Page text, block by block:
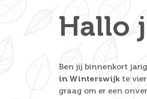
Hallo
Ben jij binnenkort
in Winterswijk te
graag om er een